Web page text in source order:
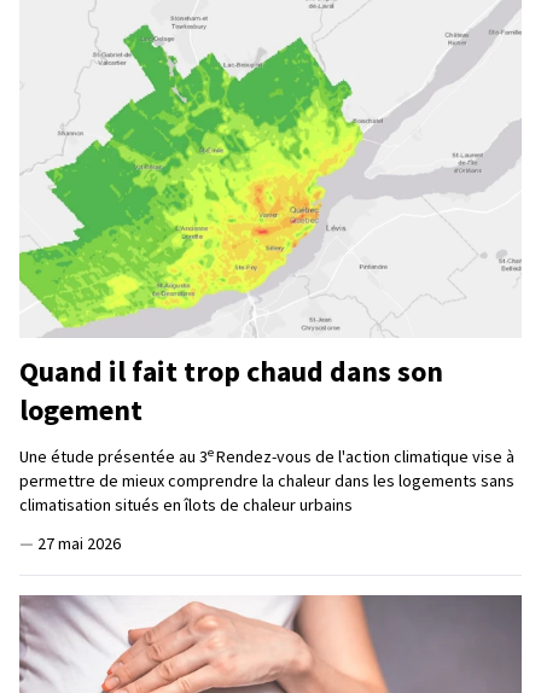
Quand il fait trop chaud dans son
logement
Une étude présentée au 3eRendez-vous de l'action climatique vise à
permettre de mieux comprendre la chaleur dans les logements sans
climatisation situés en îlots de chaleur urbains
— 27 mai 2026